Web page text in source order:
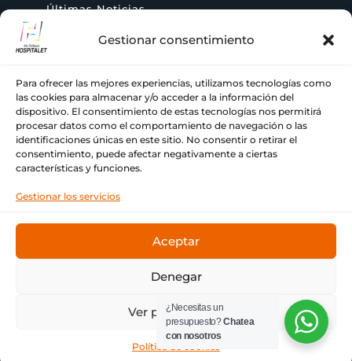
Gestionar consentimiento
Para ofrecer las mejores experiencias, utilizamos tecnologías como
las cookies para almacenar y/o acceder a la información del
dispositivo. El consentimiento de estas tecnologías nos permitirá
procesar datos como el comportamiento de navegación o las
identificaciones únicas en este sitio. No consentir o retirar el
consentimiento, puede afectar negativamente a ciertas
características y funciones.
Gestionar los servicios
Aceptar
Denegar
Ver preferencias
Política de cookies
Últimas Noticias
 + 34 933 776 255
 ch@comercialhospitalet.com
Cornellà de Llobregat, Barcelona
siempre.
¿Necesitas un
presupuesto?Chatea
con nosotros